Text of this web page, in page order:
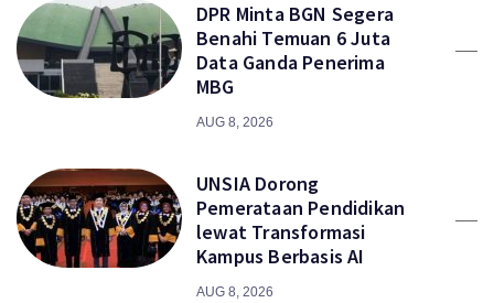
DPR Minta BGN Segera
Benahi Temuan 6 Juta
Data Ganda Penerima
MBG
AUG 8, 2026
UNSIA Dorong
Pemerataan Pendidikan
lewat Transformasi
Kampus Berbasis AI
AUG 8, 2026